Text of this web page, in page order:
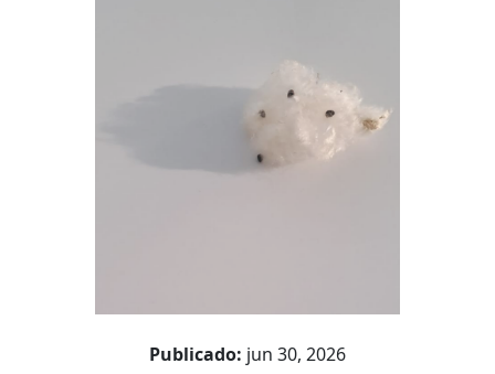
Publicado: jun 30, 2026